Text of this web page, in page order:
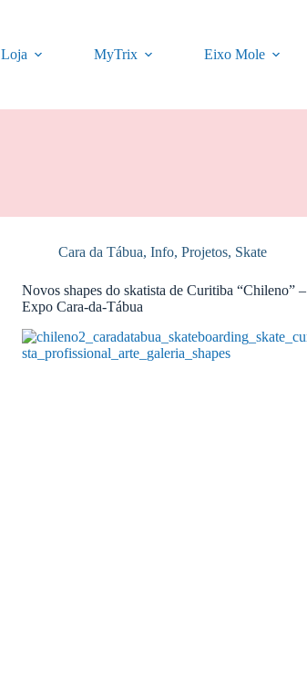
Loja MyTrix Eixo Mole
Cara da Tábua,Info,Projetos, Skate
Novos shapes do skatista de Curitiba “Chileno” –
Expo Cara-da-Tábua